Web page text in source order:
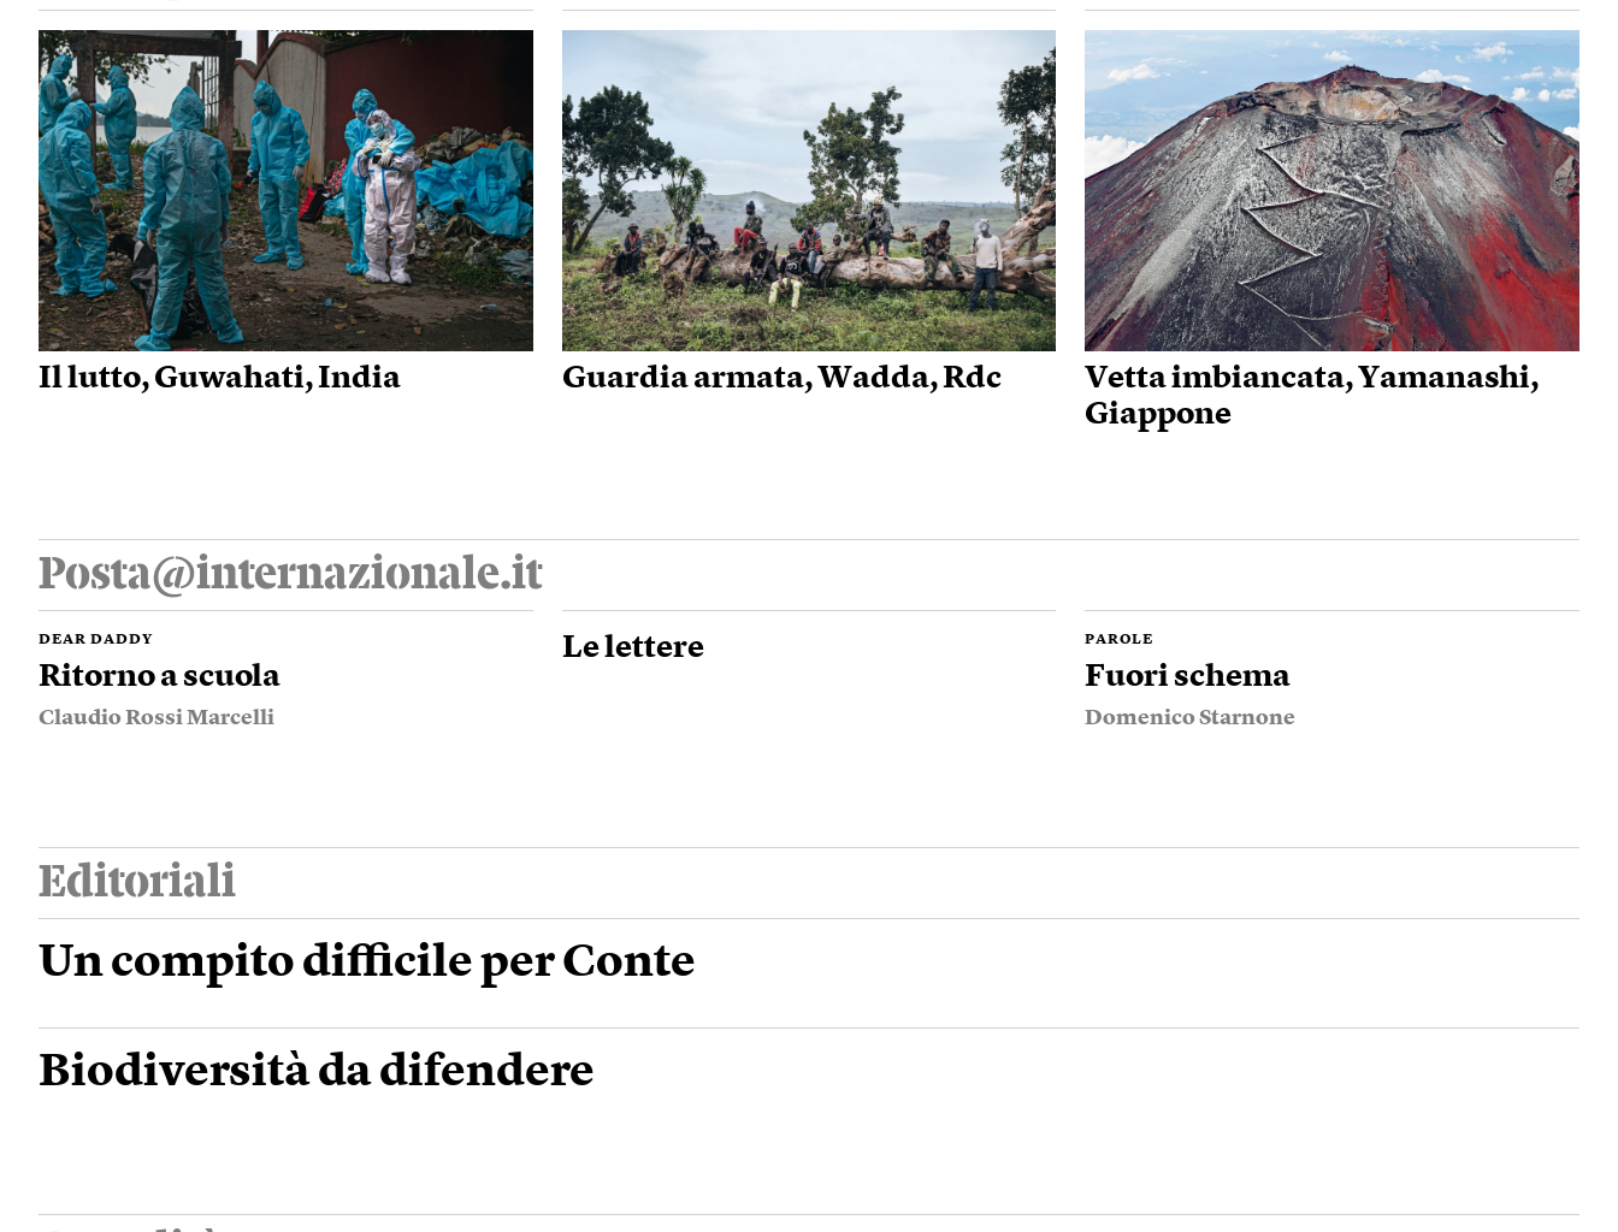
Il lutto, Guwahati, India Guardia armata, Wadda, Rdc
Vetta imbiancata, Yamanashi,
Giappone
Posta@internazionale.it
DEAR DADDY
Ritorno a scuola
Claudio Rossi Marcelli
Le lettere PAROLE
Fuori schema
Domenico Starnone
Editoriali
Un compito difficile per Conte
Biodiversità da difendere